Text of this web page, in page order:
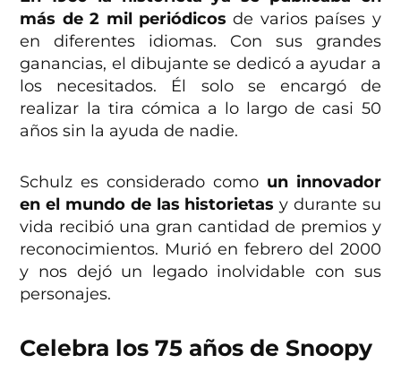
más de 2 mil periódicos de varios países y
en diferentes idiomas. Con sus grandes
ganancias, el dibujante se dedicó a ayudar a
los necesitados. Él solo se encargó de
realizar la tira cómica a lo largo de casi 50
años sin la ayuda de nadie.
Schulz es considerado como un innovador
en el mundo de las historietas y durante su
vida recibió una gran cantidad de premios y
reconocimientos. Murió en febrero del 2000
y nos dejó un legado inolvidable con sus
personajes.
Celebra los 75 años de Snoopy